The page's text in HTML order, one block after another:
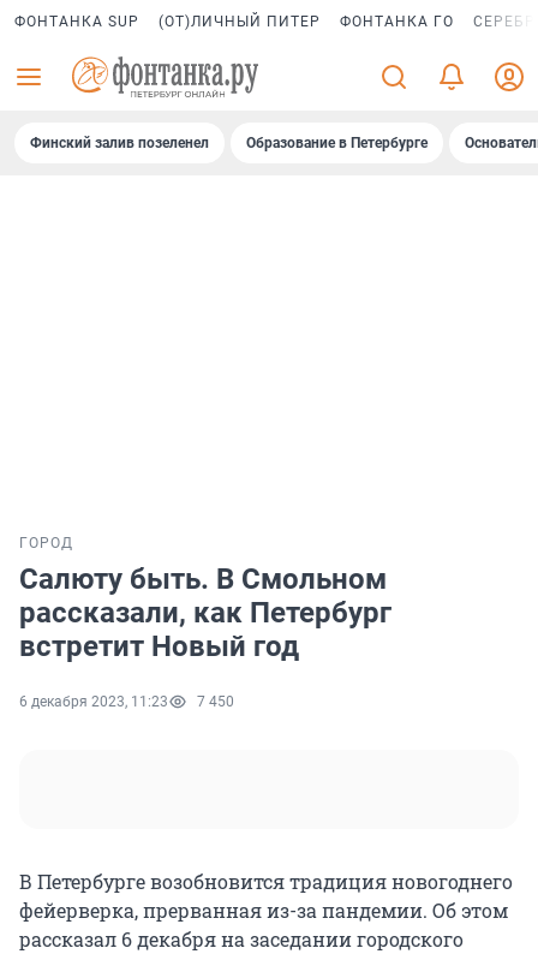
ФОНТАНКА SUP (ОТ)ЛИЧНЫЙ ПИТЕР ФОНТАНКА ГО
Финский залив позеленел Образование в Петербурге
ГОРОД
Салюту быть. В Смольном
рассказали, как Петербург
встретит Новый год
6 декабря 2023, 11:23 7 450
В Петербурге возобновится традиция новогоднего
фейерверка, прерванная из-за пандемии. Об этом
рассказал 6 декабря на заседании городского